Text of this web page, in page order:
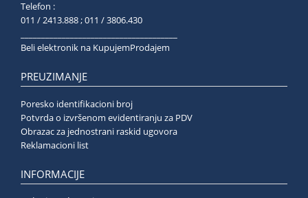
Telefon :
011 / 2413.888 ; 011 / 3806.430
Beli elektronik na KupujemProdajem
PREUZIMANJE
Poresko identifikacioni broj
Potvrda o izvršenom evidentiranju za PDV
Obrazac za jednostrani raskid ugovora
Reklamacioni list
INFORMACIJE